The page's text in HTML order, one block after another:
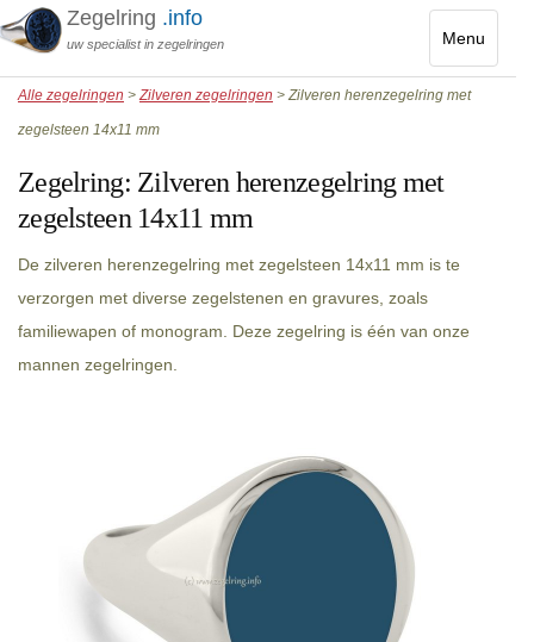
Menu
Toggle
Zegelring .info
uw specialist in zegelringen
Alle zegelringen >Zilveren zegelringen > Zilveren herenzegelring met
zegelsteen 14x11 mm
Zegelring: Zilveren herenzegelring met
zegelsteen 14x11 mm
De zilveren herenzegelring met zegelsteen 14x11 mm is te
verzorgen met diverse zegelstenen en gravures, zoals
familiewapen of monogram. Deze zegelring is één van onze
mannen zegelringen.